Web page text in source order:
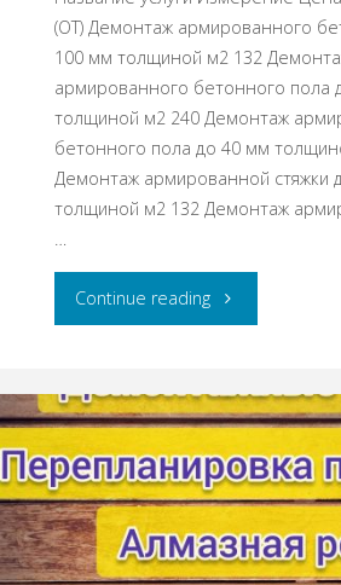
(ОТ) Демонтаж армированного
100 мм толщиной м2 132
армированного бетонного пола
толщиной м2 240 Демонтаж
бетонного пола до 40 мм
Демонтаж армированной стяжки
толщиной м2 132 Демонтаж
…
Continue reading"Прайс
демонтажные
работы
Киев
2021"